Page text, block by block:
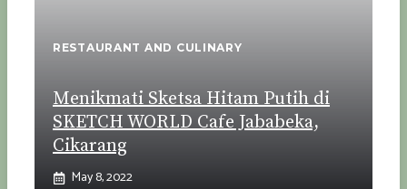
RESTAURANT AND CULINARY
Menikmati Sketsa Hitam Putih di
SKETCH WORLD Cafe Jababeka,
Cikarang
May 8, 2022